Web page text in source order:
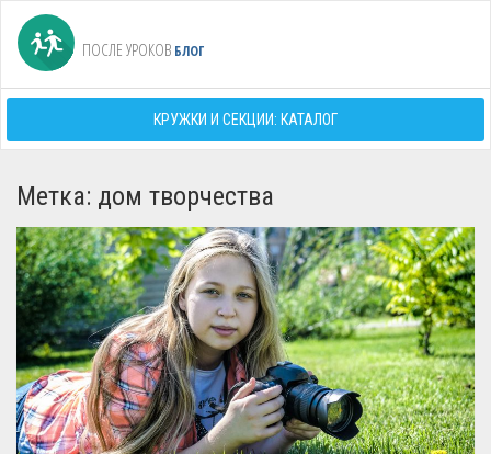
ПОСЛЕ УРОКОВ БЛОГ
КРУЖКИ И СЕКЦИИ: КАТАЛОГ
Метка: дом творчества